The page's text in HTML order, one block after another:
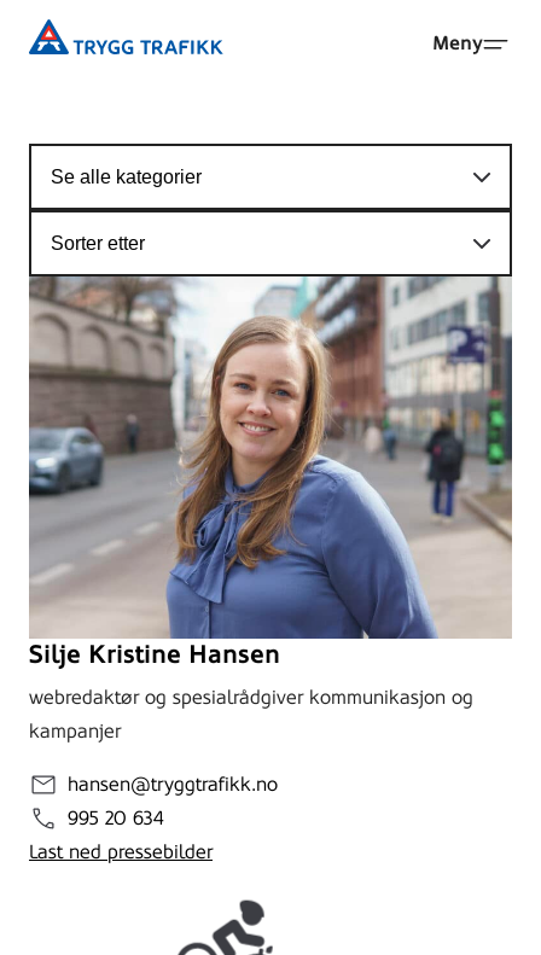
Trygg
Meny
Silje Kristine Hansen
webredaktør og spesialrådgiver kommunikasjon og
kampanjer
hansen@tryggtrafikk.no
995 20 634
Last ned pressebilder